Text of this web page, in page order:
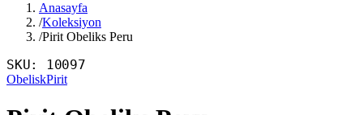
Anasayfa
/Koleksiyon
/Pirit Obeliks Peru
SKU: 10097
ObeliskPirit